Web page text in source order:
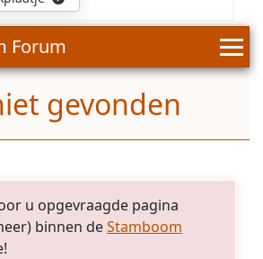
Forum
gevonden
u opgevraagde pagina
binnen deStamboom